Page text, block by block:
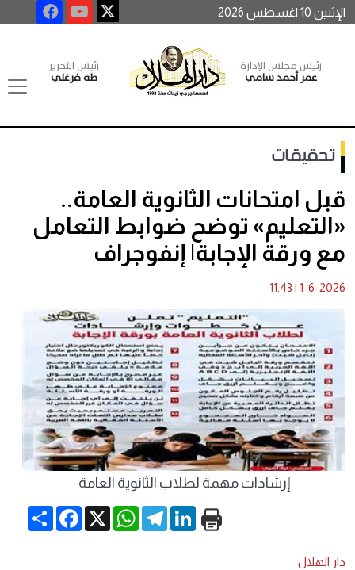
الإثنين 10 اغسطس 2026
رئيس مجلس الإدارة
عمر أحمد سامي
رئيس التحرير
طه فرغلي
تحقيقات
قبل امتحانات الثانوية العامة..
«التعليم» توضح ضوابط التعامل
مع ورقة الإجابة| إنفوجراف
1-6-2026
|
11:43
إرشادات مهمة لطلاب الثانوية العامة
Share
Facebook X
WhatsApp
TelegramLinkedIn
دار الهلال